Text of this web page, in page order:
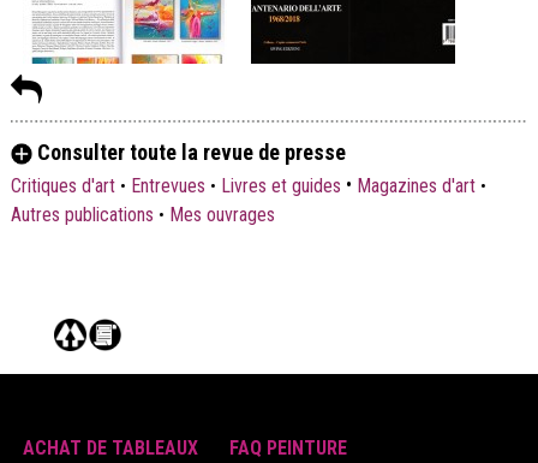
Consulter toute la revue de presse
Critiques d'art • Entrevues • Livres et guides • Magazines d'art•
Autres publications • Mes ouvrages
ACHAT DE TABLEAUX
FAQ PEINTURE